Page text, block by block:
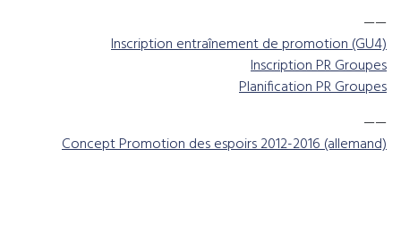
——
Inscription entraînement de promotion (GU4)
Inscription PR Groupes
Planification PR Groupes
——
Concept Promotion des espoirs 2012-2016 (allemand)